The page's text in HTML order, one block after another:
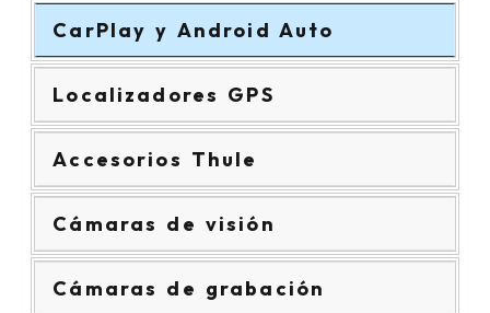
CarPlay y Android Auto
Localizadores GPS
Accesorios Thule
Cámaras de visión
Cámaras de grabación